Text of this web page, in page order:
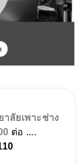
ลัยเพาะช่าง
ต่อ ....